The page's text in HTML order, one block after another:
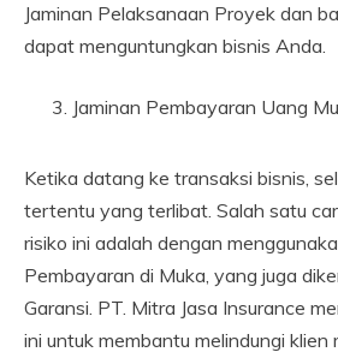
Jaminan Pelaksanaan Proyek dan
dapat menguntungkan bisnis Anda.
Jaminan Pembayaran Uang
Ketika datang ke transaksi bisnis,
tertentu yang terlibat. Salah satu
risiko ini adalah dengan
Pembayaran di Muka, yang juga
Garansi. PT. Mitra Jasa Insurance
ini untuk membantu melindungi klien